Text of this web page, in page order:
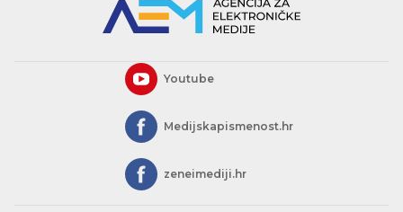
Youtube
Medijskapismenost.hr
zeneimediji.hr